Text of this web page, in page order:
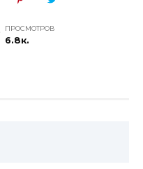
ПРОСМОТРОВ
6.8к.